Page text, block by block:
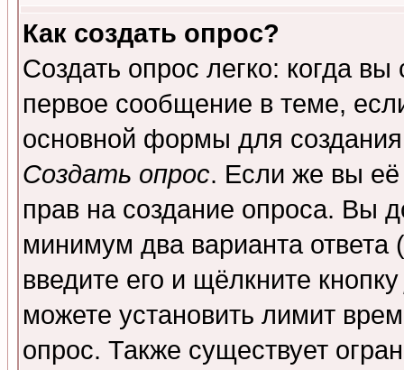
Как создать опрос?
Создать опрос легко: когда
первое сообщение в теме,
основной формы для
Создать опрос. Если же вы её
прав на создание опроса. Вы
минимум два варианта ответа
введите его и щёлкните
можете установить лимит
опрос. Также существует